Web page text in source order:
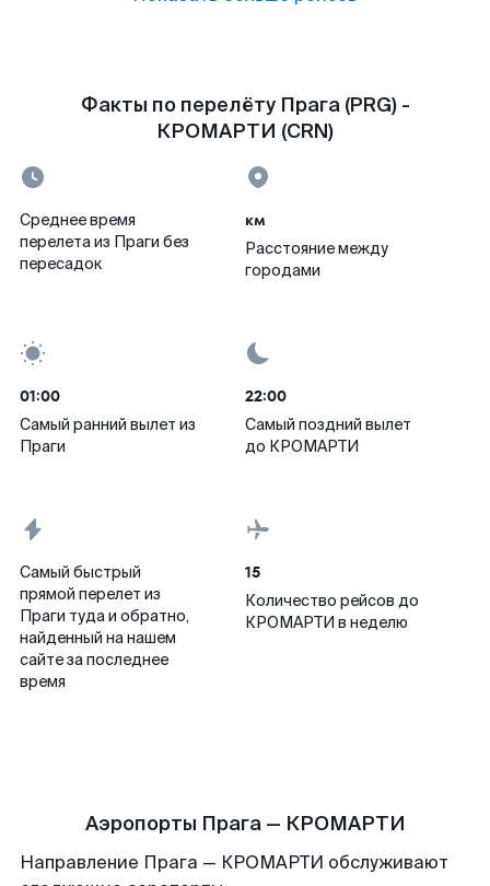
Факты по перелёту Прага (PRG) -
КРОМАРТИ (CRN)
Среднее время
перелета из Праги без
пересадок
км
Расстояние между
городами
01:00
Самый ранний вылет из
Праги
22:00
Самый поздний вылет
до КРОМАРТИ
Самый быстрый
прямой перелет из
Праги туда и обратно,
найденный на нашем
сайте за последнее
время
15
Количество рейсов до
КРОМАРТИ в неделю
Аэропорты Прага — КРОМАРТИ
Направление Прага — КРОМАРТИ обслуживают